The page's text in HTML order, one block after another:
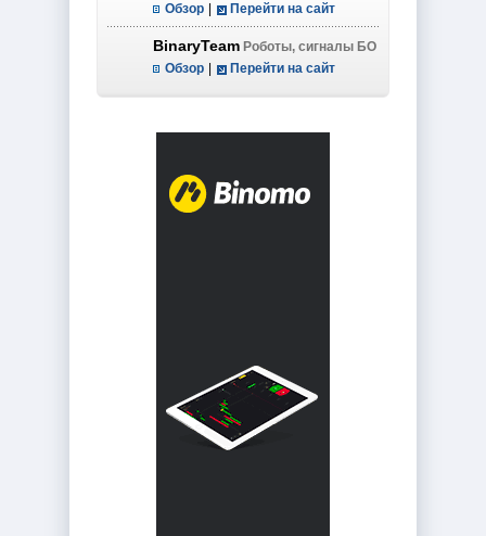
Обзор Перейти на сайт
BinaryTeam Роботы, сигналы БО
Обзор Перейти на сайт